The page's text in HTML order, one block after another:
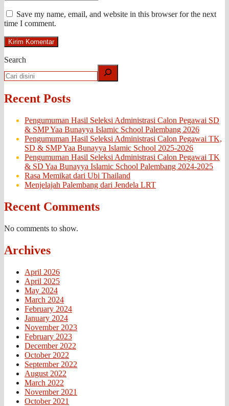
Save my name, email, and website in this browser for the next
time I comment.
Search
Recent Posts
Pengumuman Hasil Seleksi Administrasi Calon Pegawai SD
& SMP Yaa Bunayya Islamic School Palembang 2026
Pengumuman Hasil Seleksi Administrasi Calon Pegawai TK,
SD & SMP Yaa Bunayya Islamic School 2025-2026
Pengumuman Hasil Seleksi Administrasi Calon Pegawai TK
& SD Yaa Bunayya Islamic School Palembang 2024-2025
Rasa Memikat dari Ubi Thailand
Menjelajah Palembang dari Jendela LRT
Recent Comments
No comments to show.
Archives
April 2026
April 2025
May 2024
March 2024
February 2024
January 2024
November 2023
February 2023
December 2022
October 2022
September 2022
August 2022
March 2022
November 2021
October 2021